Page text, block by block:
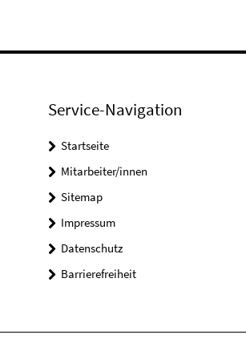
Service-Navigation
Startseite
Mitarbeiter/innen
Sitemap
Impressum
Datenschutz
Barrierefreiheit